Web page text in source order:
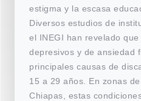
estigma y la escasa
Diversos estudios de
el INEGI han revelado
depresivos y de ansiedad
principales causas de
15 a 29 años. En zonas
Chiapas, estas